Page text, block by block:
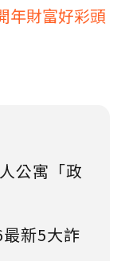
年財富好彩頭
公寓「政
新5大詐